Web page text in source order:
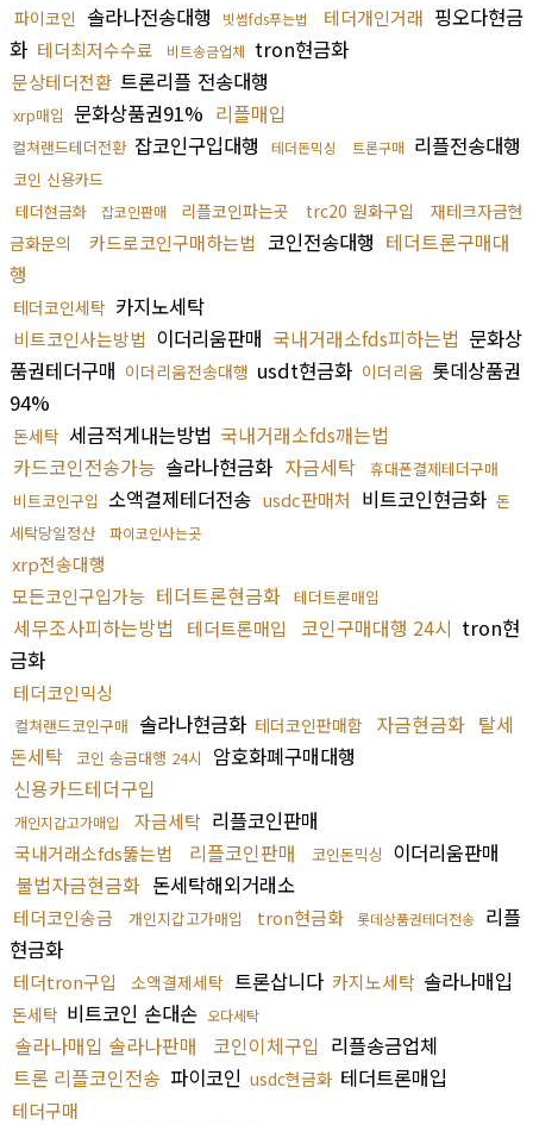
파이코인 솔라나전송대행 빗썸fds푸는법 테더개인거래 핑오다현금
화 테더최저수수료 비트송금업체 tron현금화
문상테더전환 트론리플 전송대행
xrp매입 문화상품권91% 리플매입
컬쳐랜드테더전환 잡코인구입대행 테더돈믹싱 트론구매 리플전송대행
코인 신용카드
테더현금화
잡코인판매 리플코인파는곳 trc20 원화구입
재테크자금현
금화문의
카드로코인구매하는법 코인전송대행 테더트론구매대
행
테더코인세탁 카지노세탁
비트코인사는방법 이더리움판매 국내거래소fds피하는법 문화상
품권테더구매 이더리움전송대행 usdt현금화 이더리움 롯데상품권
94%
돈세탁 세금적게내는방법 국내거래소fds깨는법
카드코인전송가능 솔라나현금화 자금세탁
휴대폰결제테더구매
비트코인구입 소액결제테더전송 usdc판매처 비트코인현금화 돈
세탁당일정산
파이코인사는곳
xrp전송대행
모든코인구입가능 테더트론현금화 테더트론매입
세무조사피하는방법 테더트론매입 코인구매대행 24시 tron현
금화
테더코인믹싱
컬쳐랜드코인구매 솔라나현금화 테더코인판매함 자금현금화 탈세
돈세탁 코인 송금대행 24시
암호화폐구매대행
신용카드테더구입
개인지갑고가매입 자금세탁 리플코인판매
국내거래소fds뚫는법 리플코인판매 코인돈믹싱 이더리움판매
불법자금현금화 돈세탁해외거래소
테더코인송금 개인지갑고가매입 tron현금화 롯데상품권테더전송 리플
현금화
테더tron구입 소액결제세탁 트론삽니다 카지노세탁 솔라나매입
돈세탁 비트코인 손대손 오다세탁
솔라나매입 솔라나판매 코인이체구입 리플송금업체
트론 리플코인전송 파이코인 usdc현금화 테더트론매입
테더구매